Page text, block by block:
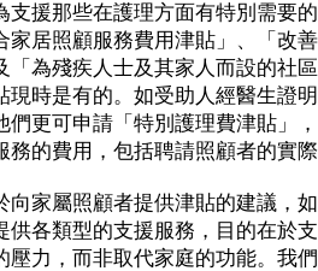
支援那些在護理方面有特別需要
家居照顧服務費用津貼」、「改
「為殘疾人士及其家人而設的社
現時是有的。如受助人經醫生證
們更可申請「特別護理費津貼」
務的費用，包括聘請照顧者的實
屬照顧者提供津貼的建議，如
供各類型的支援服務，目的在於
壓力，而非取代家庭的功能。我